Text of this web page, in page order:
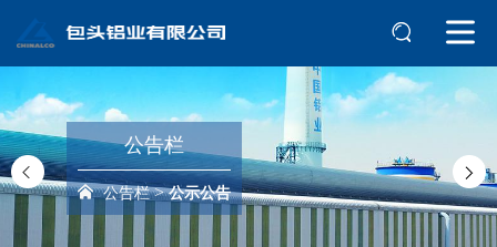
公告栏
公告栏>公示公告